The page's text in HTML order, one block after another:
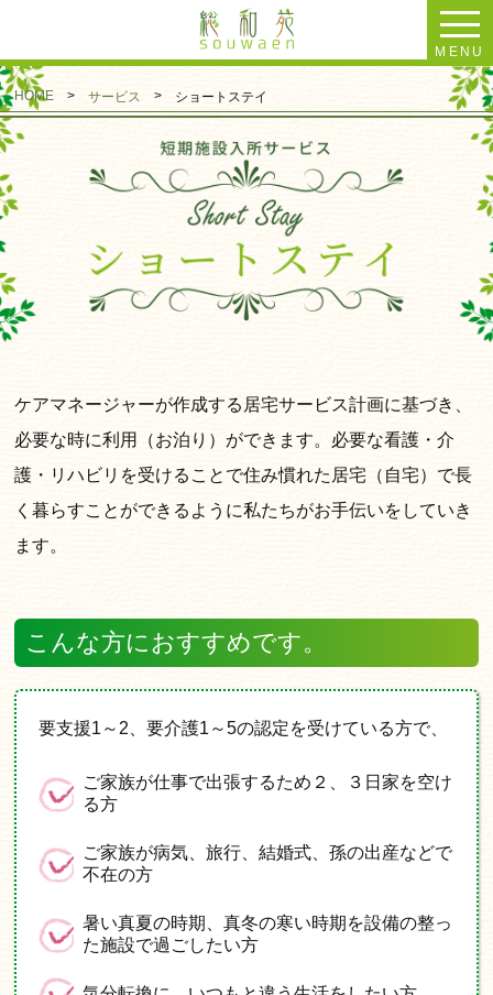
MENU
HOME >サービス > ショートステイ
ケアマネージャーが作成する居宅サービス計画に基づき、
必要な時に利用（お泊り）ができます。必要な看護・介
護・リハビリを受けることで住み慣れた居宅（自宅）で長
く暮らすことができるように私たちがお手伝いをしていき
ます。
こんな方におすすめです。
要支援1～2、要介護1～5の認定を受けている方で、
ご家族が仕事で出張するため２、３日家を空け
る方
ご家族が病気、旅行、結婚式、孫の出産などで
不在の方
暑い真夏の時期、真冬の寒い時期を設備の整っ
た施設で過ごしたい方